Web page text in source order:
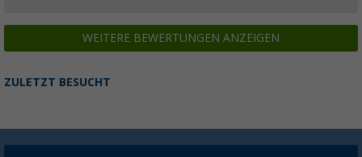
WEITERE BEWERTUNGEN ANZEIGEN
ZULETZT BESUCHT